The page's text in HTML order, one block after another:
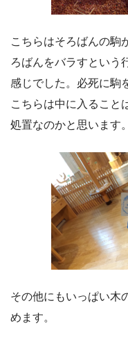
こちらはそろばんの駒
ろばんをバラすという
感じでした。必死に駒
こちらは中に入ること
処置なのかと思います。
その他にもいっぱい木
めます。